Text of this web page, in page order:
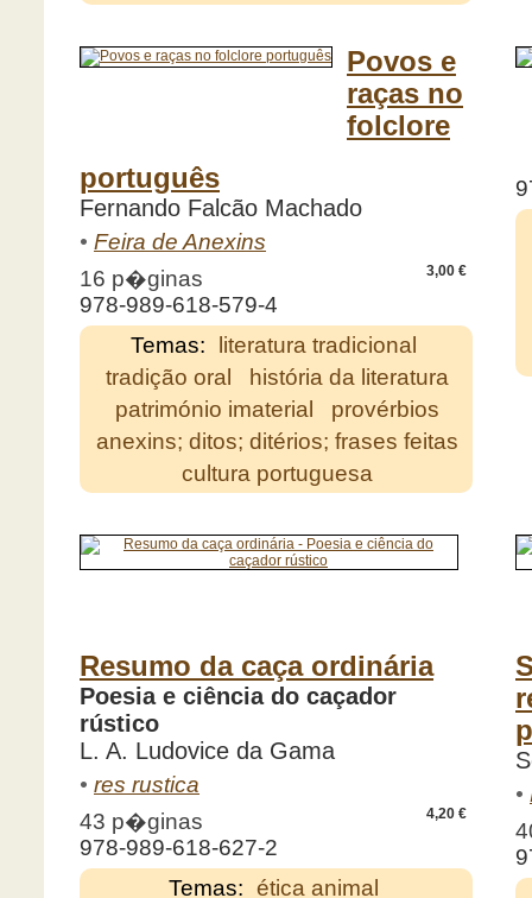
Povos e
raças no
folclore
português
Fernando Falcão Machado
• Feira de Anexins
3,00 €
16 p�ginas
978-989-618-579-4
Temas:
literatura tradicional
tradição oral
história da literatura
património imaterial
provérbios
anexins; ditos; ditérios; frases feitas
cultura portuguesa
Resumo da caça ordinária
Poesia e ciência do caçador
rústico
L. A. Ludovice da Gama
• res rustica
4,20 €
43 p�ginas
978-989-618-627-2
Temas: ética animal
•